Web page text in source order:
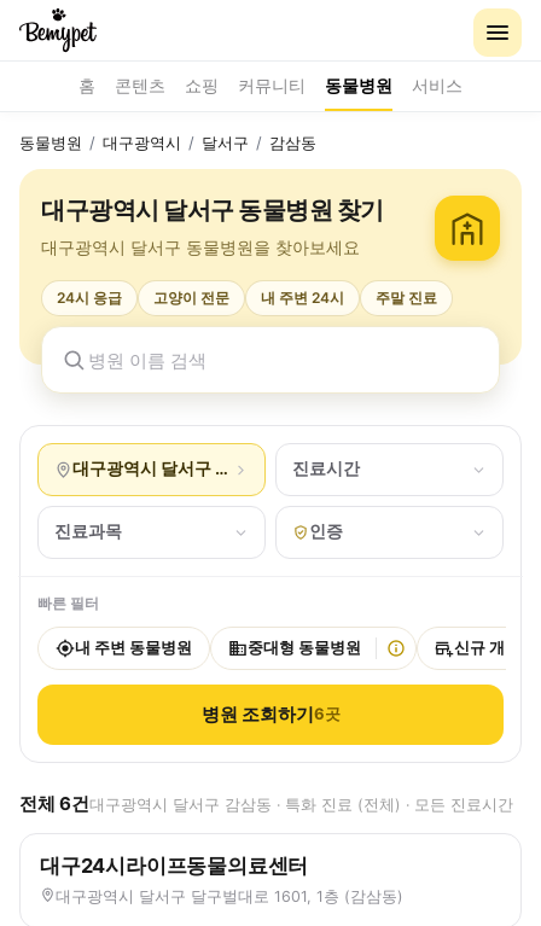
홈 콘텐츠 쇼핑 커뮤니티 동물병원 서비스
동물병원 / 대구광역시 / 달서구 / 감삼동
대구광역시 달서구 동물병원 찾기
대구광역시 달서구 동물병원을 찾아보세요
24시 응급 고양이 전문 내 주변 24시 주말 진료
대구광역시 달서구 감삼동 진료시간
진료과목 인증
빠른 필터
내 주변 동물병원 중대형 동물병원 신규 개원
병원 조회하기6곳
전체 6건대구광역시 달서구 감삼동 · 특화 진료 (전체) · 모든 진료시간
대구24시라이프동물의료센터
대구광역시 달서구 달구벌대로 1601, 1층 (감삼동)